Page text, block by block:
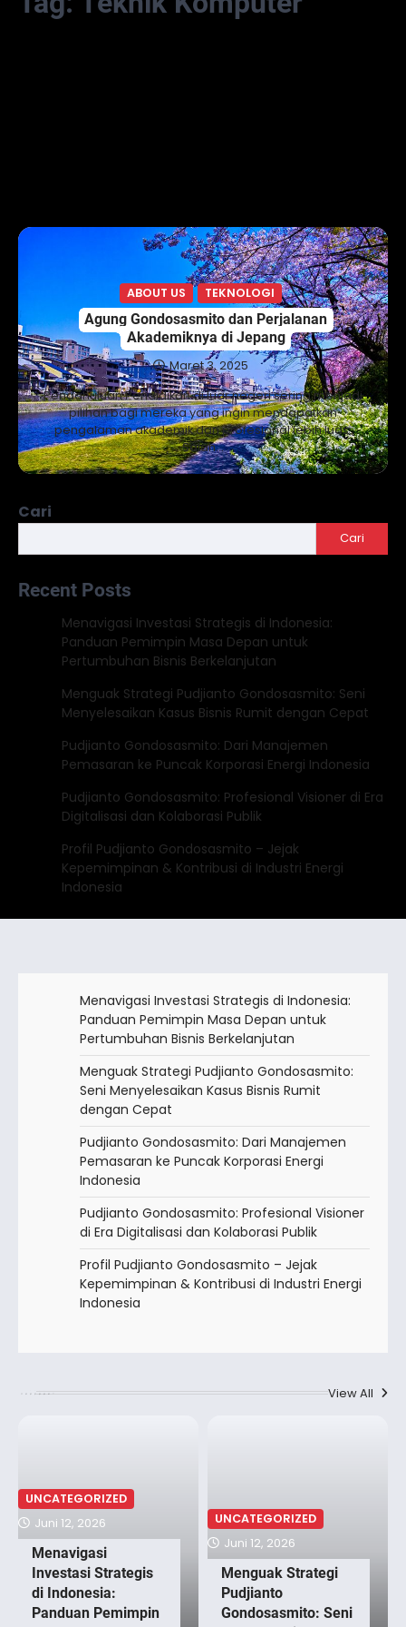
ABOUT US TEKNOLOGI
Agung Gondosasmito dan Perjalanan
Akademiknya di Jepang
Maret 3, 2025
Pendahuluan Pendidikan di luar negeri sering menjadi
pilihan bagi mereka yang ingin mendapatkan
pengalaman akademik dan profesional lebih luas.
Salah…
Cari
Cari
Recent Posts
Menavigasi Investasi Strategis di Indonesia:
Panduan Pemimpin Masa Depan untuk
Pertumbuhan Bisnis Berkelanjutan
Menguak Strategi Pudjianto Gondosasmito: Seni
Menyelesaikan Kasus Bisnis Rumit dengan Cepat
Pudjianto Gondosasmito: Dari Manajemen
Pemasaran ke Puncak Korporasi Energi Indonesia
Pudjianto Gondosasmito: Profesional Visioner di Era
Digitalisasi dan Kolaborasi Publik
Profil Pudjianto Gondosasmito – Jejak
Kepemimpinan & Kontribusi di Industri Energi
Indonesia
Menavigasi Investasi Strategis di Indonesia:
Panduan Pemimpin Masa Depan untuk
Pertumbuhan Bisnis Berkelanjutan
Menguak Strategi Pudjianto Gondosasmito:
Seni Menyelesaikan Kasus Bisnis Rumit
dengan Cepat
Pudjianto Gondosasmito: Dari Manajemen
Pemasaran ke Puncak Korporasi Energi
Indonesia
Pudjianto Gondosasmito: Profesional Visioner
di Era Digitalisasi dan Kolaborasi Publik
Profil Pudjianto Gondosasmito – Jejak
Kepemimpinan & Kontribusi di Industri Energi
Indonesia
View All
UNCATEGORIZED
Menavigasi
Investasi Strategis
di Indonesia:
Panduan Pemimpin
Juni 12, 2026 UNCATEGORIZED
Menguak Strategi
Pudjianto
Gondosasmito: Seni
Juni 12, 2026